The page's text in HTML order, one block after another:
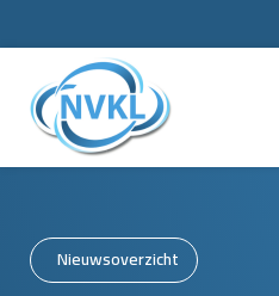
Nieuwsoverzicht